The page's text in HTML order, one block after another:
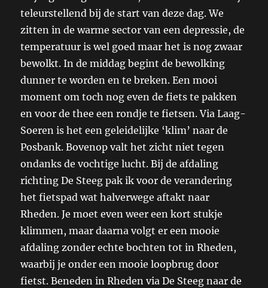
teleurstellend bij de start van deze dag. We
zitten in de warme sector van een depressie, de
temperatuur is wel goed maar het is nog zwaar
bewolkt. In de middag begint de bewolking
dunner te worden en te breken. Een mooi
moment om toch nog even de fiets te pakken
en voor de thee een rondje te fietsen. Via Laag-
Soeren is het een geleidelijke ‘klim’ naar de
Posbank. Bovenop valt het zicht niet tegen
ondanks de vochtige lucht. Bij de afdaling
richting De Steeg pak ik voor de verandering
het fietspad wat halverwege aftakt naar
Rheden. Je moet even weer een kort stukje
klimmen, maar daarna volgt er een mooie
afdaling zonder echte bochten tot in Rheden,
waarbij je onder een mooie loopbrug door
fietst. Beneden in Rheden via De Steeg naar de